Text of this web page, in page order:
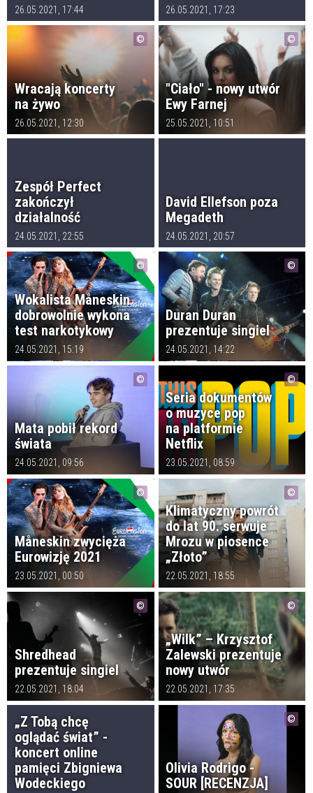
26.05.2021, 17:44 26.05.2021, 17:23
Wracają koncerty
na żywo
26.05.2021, 12:30
"Ciało" - nowy utwór
Ewy Farnej
25.05.2021, 10:51
Zespół Perfect
zakończył
działalność
24.05.2021, 22:55
David Ellefson poza
Megadeth
24.05.2021, 20:57
Wokalista Måneskin
dobrowolnie wykona
test narkotykowy
24.05.2021, 15:19
Duran Duran
prezentuje singiel
24.05.2021, 14:22
Mata pobił rekord
świata
24.05.2021, 09:56
Seria dokumentów
o muzyce pop
na platformie
Netflix
23.05.2021, 08:59
Måneskin zwycięża
Eurowizję 2021
23.05.2021, 00:50
Klimatyczny powrót
do lat 90. serwuje
Mrozu w piosence
„Złoto”
22.05.2021, 18:55
Shredhead
prezentuje singiel
22.05.2021, 18:04
„Wilk” – Krzysztof
Zalewski prezentuje
nowy utwór
22.05.2021, 17:35
„Z Tobą chcę
oglądać świat” -
koncert online
pamięci Zbigniewa
Wodeckiego
Olivia Rodrigo -
SOUR [RECENZJA]